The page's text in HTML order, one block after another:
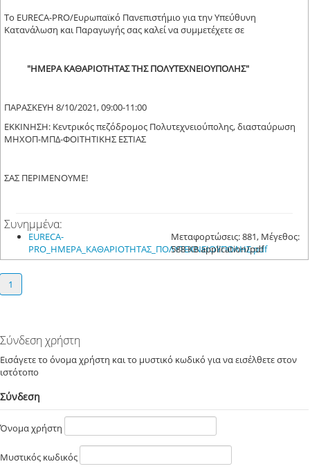
To EURECA-PRO/Ευρωπαϊκό Πανεπιστήμιο για την Υπεύθυνη
Κατανάλωση και Παραγωγής σας καλεί να συμμετέχετε σε
"ΗΜΕΡΑ ΚΑΘΑΡΙΟΤΗΤΑΣ ΤΗΣ ΠΟΛΥΤΕΧΝΕΙΟΥΠΟΛΗΣ"
ΠΑΡΑΣΚΕΥΗ 8/10/2021, 09:00-11:00
ΕΚΚΙΝΗΣΗ: Κεντρικός πεζόδρομος Πολυτεχνειούπολης, διασταύρωση
ΜΗΧΟΠ-ΜΠΔ-ΦΟΙΤΗΤΙΚΗΣ ΕΣΤΙΑΣ
ΣΑΣ ΠΕΡΙΜΕΝΟΥΜΕ!
Συνημμένα:
EURECA-
PRO_ΗΜΕΡΑ_ΚΑΘΑΡΙΟΤΗΤΑΣ_ΠΟΛΥΤΕΧΝΕΙΟΥΠΟΛΗΣ.pdf
Μεταφορτώσεις: 881, Μέγεθος:
588 KB application/pdf
1
Σύνδεση χρήστη
Εισάγετε το όνομα χρήστη και το μυστικό κωδικό για να εισέλθετε στον
ιστότοπο
Σύνδεση
Όνομα χρήστη
Μυστικός κωδικός